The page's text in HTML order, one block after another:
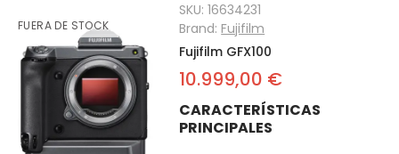
FUERA DE STOCK
SKU:16634231
Brand:Fujifilm
Fujifilm GFX100
10.999,00 €
CARACTERÍSTICAS
PRINCIPALES